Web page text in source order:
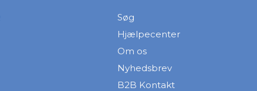
Søg
Hjælpecenter
Om os
Nyhedsbrev
B2B Kontakt